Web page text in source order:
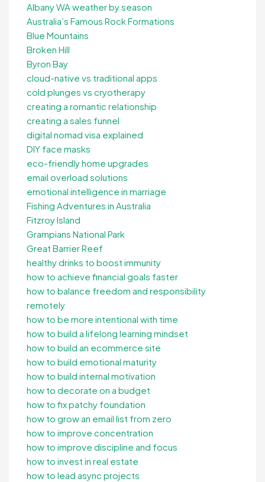
Albany WA weather by season
Australia’s Famous Rock Formations
Blue Mountains
Broken Hill
Byron Bay
cloud-native vs traditional apps
cold plunges vs cryotherapy
creating a romantic relationship
creating a sales funnel
digital nomad visa explained
DIY face masks
eco-friendly home upgrades
email overload solutions
emotional intelligence in marriage
Fishing Adventures in Australia
Fitzroy Island
Grampians National Park
Great Barrier Reef
healthy drinks to boost immunity
how to achieve financial goals faster
how to balance freedom and responsibility
remotely
how to be more intentional with time
how to build a lifelong learning mindset
how to build an ecommerce site
how to build emotional maturity
how to build internal motivation
how to decorate on a budget
how to fix patchy foundation
how to grow an email list from zero
how to improve concentration
how to improve discipline and focus
how to invest in real estate
how to lead async projects